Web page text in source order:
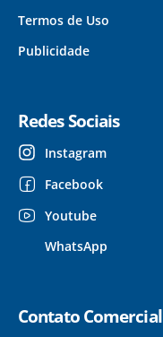
Termos de Uso
Publicidade
Redes Sociais
Instagram
Facebook
Youtube
WhatsApp
Contato Comercial